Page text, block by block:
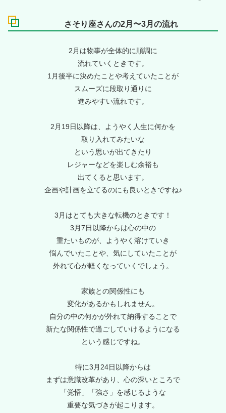
さそり座さんの2月〜3月の流れ
2月は物事が全体的に順調に
流れていくときです。
1月後半に決めたことや考えていたことが
スムーズに段取り通りに
進みやすい流れです。
2月19日以降は、ようやく人生に何かを
取り入れてみたいな
という思いが出てきたり
レジャーなどを楽しむ余裕も
出てくると思います。
企画や計画を立てるのにも良いときですね♪
3月はとても大きな転機のときです！
3月7日以降からは心の中の
重たいものが、ようやく溶けていき
悩んでいたことや、気にしていたことが
外れて心が軽くなっていくでしょう。
家族との関係性にも
変化があるかもしれません。
自分の中の何かが外れて納得することで
新たな関係性で過ごしていけるようになる
という感じですね。
特に3月24日以降からは
まずは意識改革があり、心の深いところで
「覚悟」「強さ」を感じるような
重要な気づきが起こります。